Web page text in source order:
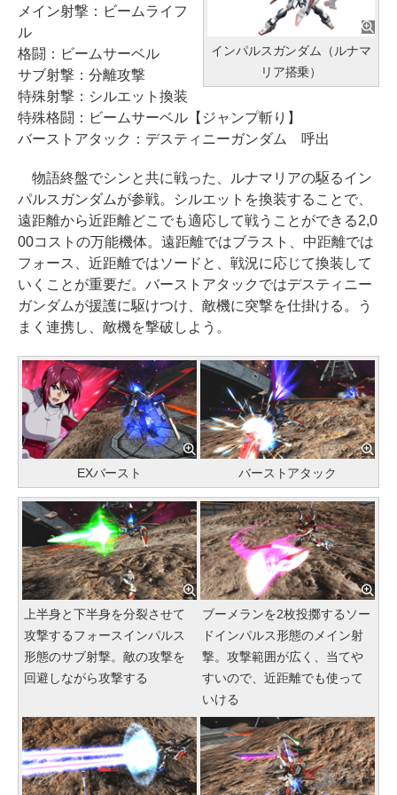
インパルスガンダム（ルナマ
リア搭乗）
メイン射撃：ビームライフ
ル
格闘：ビームサーベル
サブ射撃：分離攻撃
特殊射撃：シルエット換装
特殊格闘：ビームサーベル【ジャンプ斬り】
バーストアタック：デスティニーガンダム 呼出
物語終盤でシンと共に戦った、ルナマリアの駆るイン
パルスガンダムが参戦。シルエットを換装することで、
遠距離から近距離どこでも適応して戦うことができる2,0
00コストの万能機体。遠距離ではブラスト、中距離では
フォース、近距離ではソードと、戦況に応じて換装して
いくことが重要だ。バーストアタックではデスティニー
ガンダムが援護に駆けつけ、敵機に突撃を仕掛ける。う
まく連携し、敵機を撃破しよう。
EXバースト バーストアタック
上半身と下半身を分裂させて
攻撃するフォースインパルス
形態のサブ射撃。敵の攻撃を
回避しながら攻撃する
ブーメランを2枚投擲するソー
ドインパルス形態のメイン射
撃。攻撃範囲が広く、当てや
すいので、近距離でも使って
いける